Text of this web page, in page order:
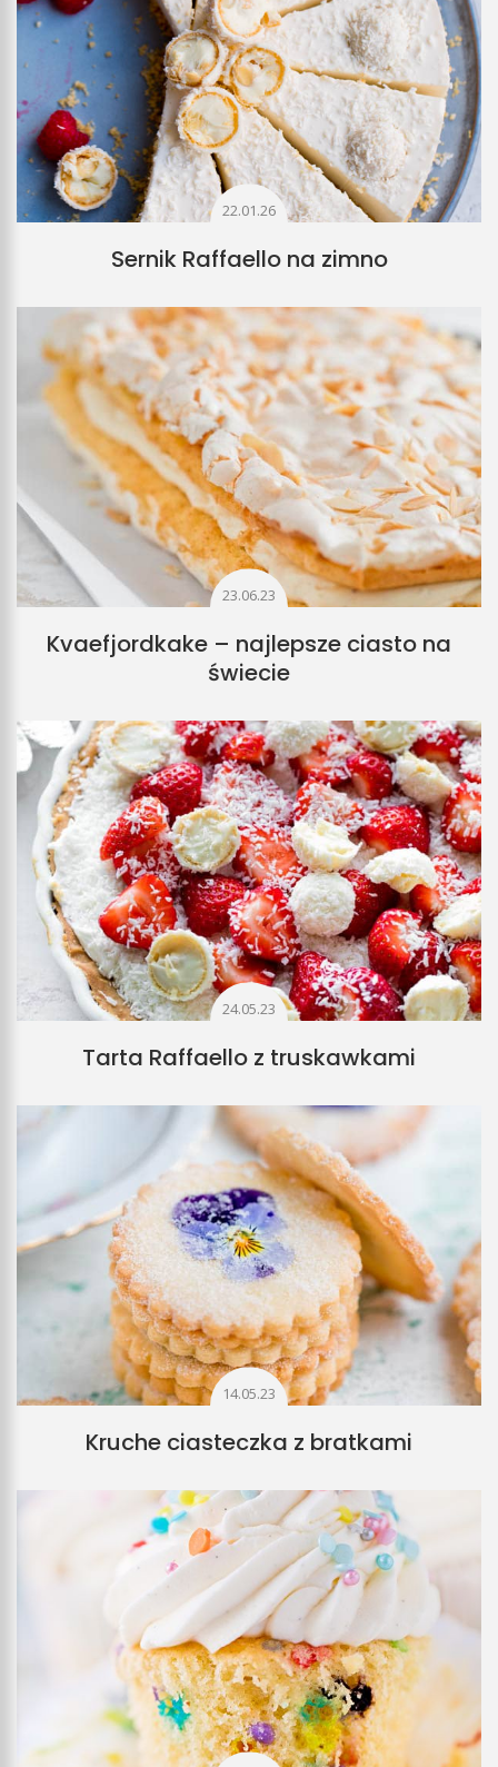
22.01.26
Sernik Raffaello na zimno
23.06.23
Kvaefjordkake – najlepsze ciasto na
świecie
24.05.23
Tarta Raffaello z truskawkami
14.05.23
Kruche ciasteczka z bratkami